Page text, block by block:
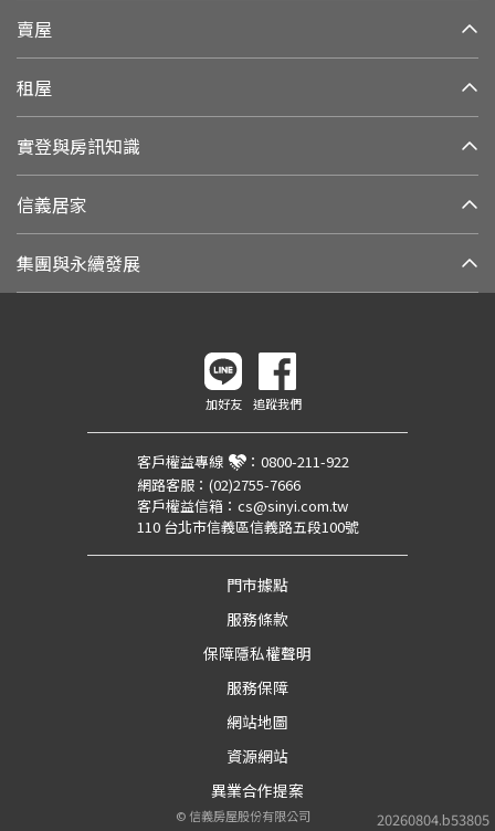
賣屋
租屋
實登與房訊知識
信義居家
集團與永續發展
20260804.b53805
加好友 追蹤我們
客戶權益專線 ： 0800-211-922
網路客服： (02)2755-7666
客戶權益信箱： cs@sinyi.com.tw
110 台北市信義區信義路五段100號
門市據點
服務條款
保障隱私權聲明
服務保障
網站地圖
資源網站
異業合作提案
©信義房屋股份有限公司